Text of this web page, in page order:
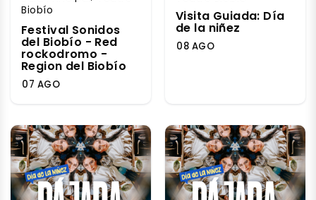
Biobío
Festival Sonidos
del Biobío - Red
rockodromo -
Region del Biobío
07 AGO
Visita Guiada: Día
de la niñez
08 AGO